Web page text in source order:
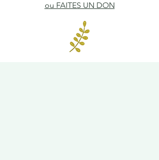
ou FAITES UN DON